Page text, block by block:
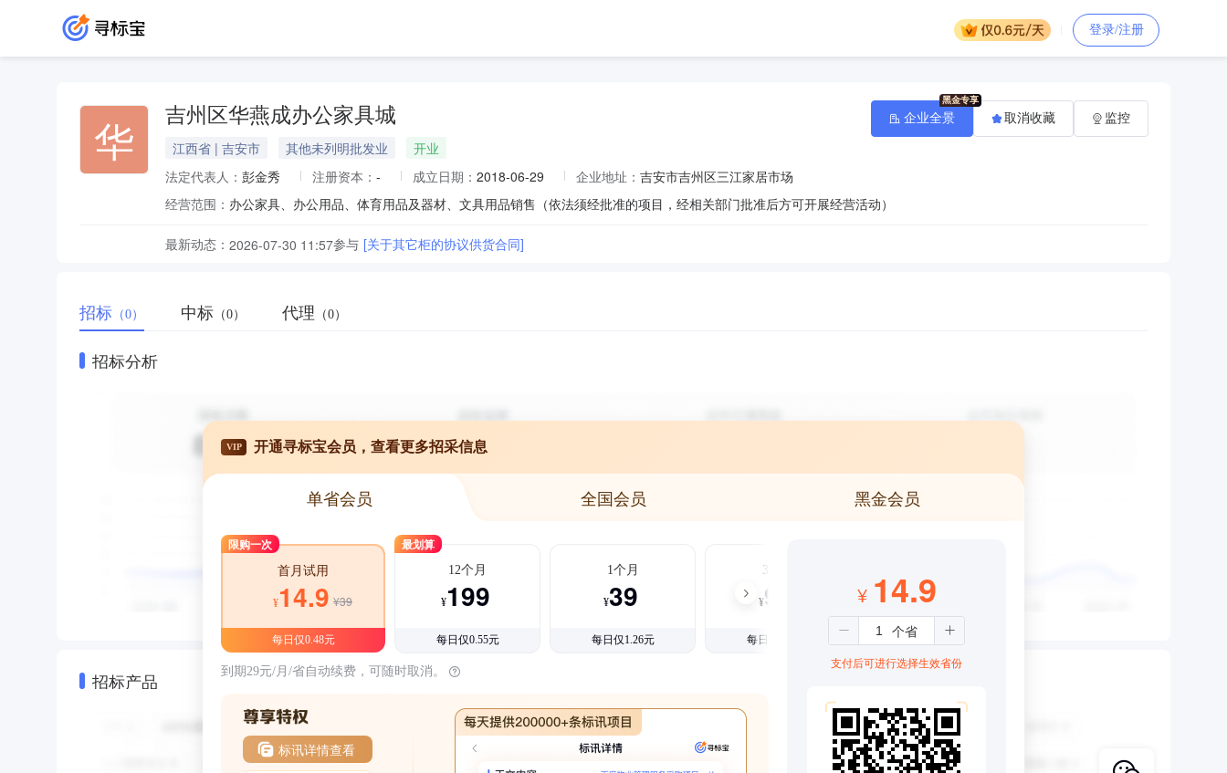
登录/注册
华 吉州区华燕成办公家具城
江西省 | 吉安市 其他未列明批发业
开业
法定代表人： 彭金秀 注册资本： - 成立日期： 2018-06-29 企业地址： 吉安市吉州区三江家居市场
经营范围： 办公家具、办公用品、体育用品及器材、文具用品销售（依法须经批准的项目，经相关部门批准后方可开展经营活动）
最新动态： 2026-07-30 11:57参与 [关于其它柜的协议供货合同]
企业全景 取消收藏 监控
招标 （0） 中标 （0） 代理 （0）
招标分析
招标产品
VIP 开通寻标宝会员，查看更多招采信息
单省会员 全国会员 黑金会员
限购一次
首月试用
¥14.9 ¥39
每日仅0.48元
最划算
12个月
¥199
每日仅0.55元
1个月
¥39
每日仅1.26元
3个月
¥99
每日仅1.08元
到期29元/月/省自动续费，可随时取消。
标讯详情查看
¥ 14.9
支付后可进行选择生效省份